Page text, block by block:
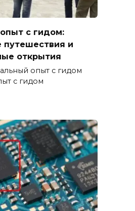
с гидом:
путешествия и
открытия
опыт с гидом
с гидом